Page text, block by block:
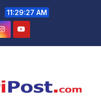
11:29:29 AM